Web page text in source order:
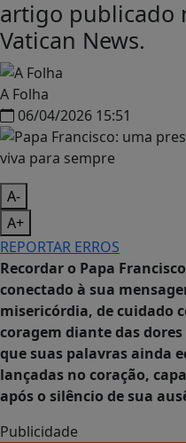
artigo publicado
Vatican News.
A Folha
06/04/2026 15:51
A-
A+
REPORTAR ERROS
Recordar o Papa
conectado à sua
misericórdia, de cuidado
coragem diante das
que suas palavras ainda
lançadas no coração,
após o silêncio de sua
Publicidade